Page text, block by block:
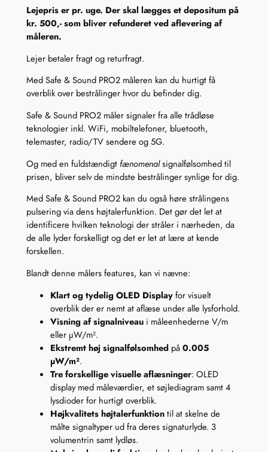
n
d
P
R
O
2
,
å
l
e
r
i
l
W
i
F
i
m
Lejepris er pr. uge. Der skal lægges et depositum på
kr. 500,- som bliver refunderet ved aflevering af
måleren.
Lejer betaler fragt og returfragt.
Med Safe & Sound PRO2 måleren kan du hurtigt få
overblik over bestrålinger hvor du befinder dig.
Safe & Sound PRO2 måler signaler fra alle trådløse
teknologier inkl. WiFi, mobiltelefoner, bluetooth,
telemaster, radio/TV sendere og 5G.
Og med en fuldstændigtfænomenalsignalfølsomhed til
prisen, bliver selv de mindste bestrålinger synlige for dig.
Med Safe & Sound PRO2 kan du også høre strålingens
pulsering via dens højtalerfunktion. Det gør det let at
identificere hvilken teknologi der stråler i nærheden, da
de alle lyder forskelligt og det er let at lære at kende
forskellen.
Blandt denne målers features, kan vi nævne:
Klart og tydelig OLED Displayfor visuelt
overblik der er nemt at aflæse under alle lysforhold.
Visning af signalniveaui måleenhederne V/m
eller µW/m².
Ekstremt høj signalfølsomhedpå0.005
µW/m².
Tre forskellige visuelle aflæsninger: OLED
display med måleværdier, et søjlediagram samt 4
lysdioder for hurtigt overblik.
Højkvalitets højtalerfunktiontil at skelne de
målte signaltyper ud fra deres signaturlyde. 3
volumentrin samt lydløs.